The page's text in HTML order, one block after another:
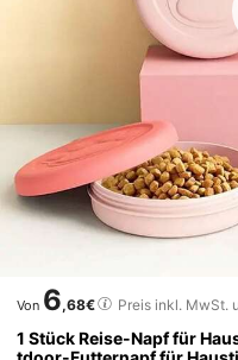
Von 6,68€ Preis inkl. MwSt.
1 Stück Reise-Napf für